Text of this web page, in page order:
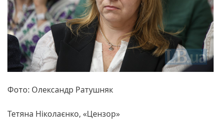
Фото: Олександр Ратушняк
Тетяна Ніколаєнко, «Цензор»